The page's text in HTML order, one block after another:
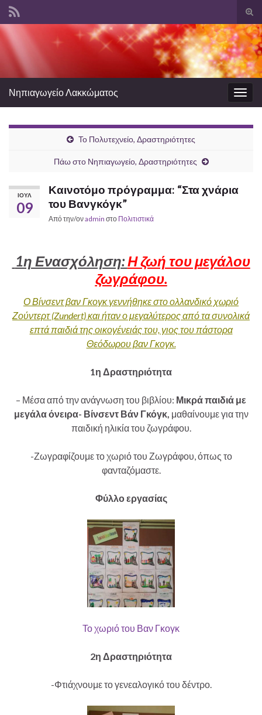
Search for:
Νηπιαγωγείο Λακκώματος
Το Πολυτεχνείο, Δραστηριότητες
Πάω στο Νηπιαγωγείο, Δραστηριότητες
ΙΟΎΛ
09
Καινοτόμο πρόγραμμα: “Στα χνάρια
του Βανγκόγκ”
Από την/ονadmin στο Πολιτιστικά
1η Ενασχόληση:Η ζωή του μεγάλου
ζωγράφου.
Ο Βίνσεντ βαν Γκογκ γεννήθηκε στο ολλανδικό χωριό
Ζούντερτ (Zundert) και ήταν ο μεγαλύτερος από τα συνολικά
επτά παιδιά της οικογένειάς του, γιος του πάστορα
Θεόδωρου βαν Γκογκ.
1η Δραστηριότητα
– Μέσα από την ανάγνωση του βιβλίου: Μικρά παιδιά με
μεγάλα όνειρα- Βίνσεντ Βάν Γκόγκ, μαθαίνουμε για την
παιδική ηλικία του ζωγράφου.
-Ζωγραφίζουμε το χωριό του Ζωγράφου, όπως το
φανταζόμαστε.
Φύλλο εργασίας
Το χωριό του Βαν Γκογκ
2η Δραστηριότητα
-Φτιάχνουμε το γενεαλογικό του δέντρο.